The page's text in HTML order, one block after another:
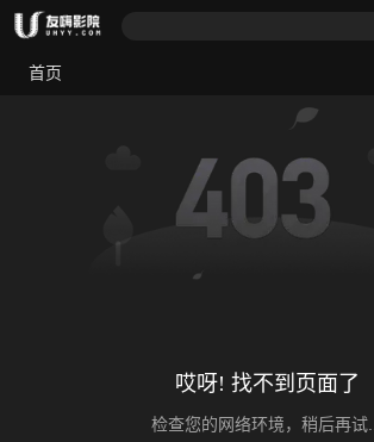
首页
哎呀! 找不到页面了
检查您的网络环境，稍后再试...